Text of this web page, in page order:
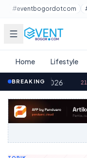
Lewati ke konten
#eventbogordotcom
Home Lifestyle
BREAKING
2026